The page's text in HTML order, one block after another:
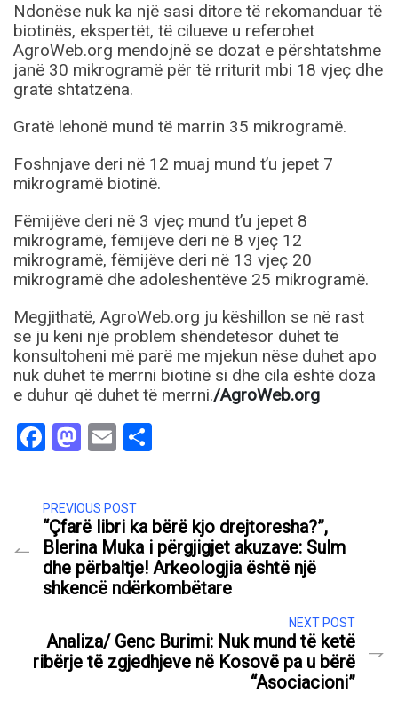
Ndonëse nuk ka një sasi ditore të rekomanduar të
biotinës, ekspertët, të cilueve u referohet
AgroWeb.org mendojnë se dozat e përshtatshme
janë 30 mikrogramë për të rriturit mbi 18 vjeç dhe
gratë shtatzëna.
Gratë lehonë mund të marrin 35 mikrogramë.
Foshnjave deri në 12 muaj mund t’u jepet 7
mikrogramë biotinë.
Fëmijëve deri në 3 vjeç mund t’u jepet 8
mikrogramë, fëmijëve deri në 8 vjeç 12
mikrogramë, fëmijëve deri në 13 vjeç 20
mikrogramë dhe adoleshentëve 25 mikrogramë.
Megjithatë, AgroWeb.org ju këshillon se në rast
se ju keni një problem shëndetësor duhet të
konsultoheni më parë me mjekun nëse duhet apo
nuk duhet të merrni biotinë si dhe cila është doza
e duhur që duhet të merrni./AgroWeb.org
Facebook
Mastodon
Email
PREVIOUS POST
“Çfarë libri ka bërë kjo drejtoresha?”,
Blerina Muka i përgjigjet akuzave: Sulm
dhe përbaltje! Arkeologjia është një
shkencë ndërkombëtare
NEXT POST
Analiza/ Genc Burimi: Nuk mund të ketë
ribërje të zgjedhjeve në Kosovë pa u bërë
“Asociacioni”